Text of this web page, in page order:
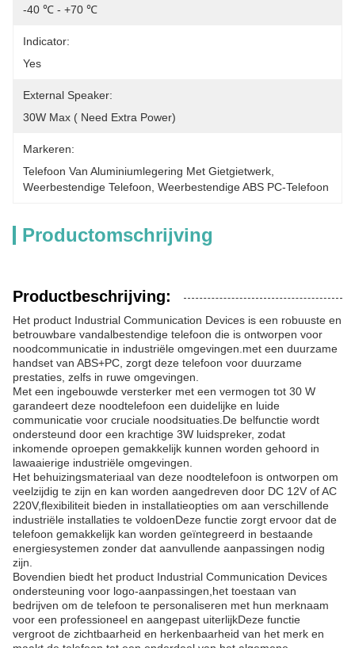
-40 ℃ - +70 ℃
Indicator:
Yes
External Speaker:
30W Max ( Need Extra Power)
Markeren:
Telefoon Van Aluminiumlegering Met Gietgietwerk
Weerbestendige Telefoon Weerbestendige ABS PC-Telefoon
Productomschrijving
Productbeschrijving:
Het product Industrial Communication Devices is een robuuste en
betrouwbare vandalbestendige telefoon die is ontworpen voor
noodcommunicatie in industriële omgevingen.met een duurzame
handset van ABS+PC, zorgt deze telefoon voor duurzame
prestaties, zelfs in ruwe omgevingen.
Met een ingebouwde versterker met een vermogen tot 30 W
garandeert deze noodtelefoon een duidelijke en luide
communicatie voor cruciale noodsituaties.De belfunctie wordt
ondersteund door een krachtige 3W luidspreker, zodat
inkomende oproepen gemakkelijk kunnen worden gehoord in
lawaaierige industriële omgevingen.
Het behuizingsmateriaal van deze noodtelefoon is ontworpen om
veelzijdig te zijn en kan worden aangedreven door DC 12V of AC
220V,flexibiliteit bieden in installatieopties om aan verschillende
industriële installaties te voldoenDeze functie zorgt ervoor dat de
telefoon gemakkelijk kan worden geïntegreerd in bestaande
energiesystemen zonder dat aanvullende aanpassingen nodig
zijn.
Bovendien biedt het product Industrial Communication Devices
ondersteuning voor logo-aanpassingen,het toestaan van
bedrijven om de telefoon te personaliseren met hun merknaam
voor een professioneel en aangepast uiterlijkDeze functie
vergroot de zichtbaarheid en herkenbaarheid van het merk en